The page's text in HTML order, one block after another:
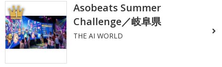
1
Asobeats Summer
Challenge／岐阜県
THE AI WORLD